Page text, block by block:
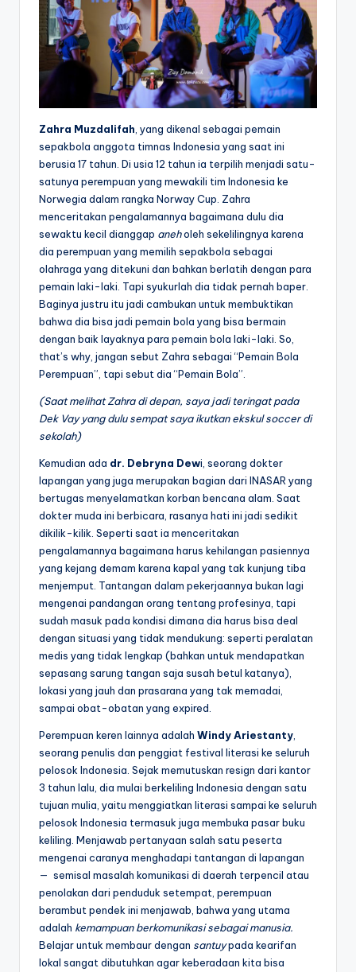
Zahra Muzdalifah , yang dikenal sebagai pemain
sepakbola anggota timnas Indonesia yang saat ini
berusia 17 tahun. Di usia 12 tahun ia terpilih menjadi satu-
satunya perempuan yang mewakili tim Indonesia ke
Norwegia dalam rangka Norway Cup. Zahra
menceritakan pengalamannya bagaimana dulu dia
sewaktu kecil dianggap aneholeh sekelilingnya karena
dia perempuan yang memilih sepakbola sebagai
olahraga yang ditekuni dan bahkan berlatih dengan para
pemain laki-laki. Tapi syukurlah dia tidak pernah baper.
Baginya justru itu jadi cambukan untuk membuktikan
bahwa dia bisa jadi pemain bola yang bisa bermain
dengan baik layaknya para pemain bola laki-laki. So,
that’s why, jangan sebut Zahra sebagai “Pemain Bola
Perempuan”, tapi sebut dia “Pemain Bola”.
(Saat melihat Zahra di depan, saya jadi teringat pada
Dek Vay yang dulu sempat saya ikutkan ekskul soccer di
sekolah)
Kemudian ada dr. Debryna Dewi, seorang dokter
lapangan yang juga merupakan bagian dari INASAR yang
bertugas menyelamatkan korban bencana alam. Saat
dokter muda ini berbicara, rasanya hati ini jadi sedikit
dikilik-kilik. Seperti saat ia menceritakan
pengalamannya bagaimana harus kehilangan pasiennya
yang kejang demam karena kapal yang tak kunjung tiba
menjemput. Tantangan dalam pekerjaannya bukan lagi
mengenai pandangan orang tentang profesinya, tapi
sudah masuk pada kondisi dimana dia harus bisa deal
dengan situasi yang tidak mendukung: seperti peralatan
medis yang tidak lengkap (bahkan untuk mendapatkan
sepasang sarung tangan saja susah betul katanya),
lokasi yang jauh dan prasarana yang tak memadai,
sampai obat-obatan yang expired.
Perempuan keren lainnya adalah Windy Ariestanty
seorang penulis dan penggiat festival literasi ke seluruh
pelosok Indonesia. Sejak memutuskan resign dari kantor
3 tahun lalu, dia mulai berkeliling Indonesia dengan satu
tujuan mulia, yaitu menggiatkan literasi sampai ke seluruh
pelosok Indonesia termasuk juga membuka pasar buku
keliling. Menjawab pertanyaan salah satu peserta
mengenai caranya menghadapi tantangan di lapangan
— semisal masalah komunikasi di daerah terpencil atau
penolakan dari penduduk setempat, perempuan
berambut pendek ini menjawab, bahwa yang utama
adalah kemampuan berkomunikasi sebagai manusia.
Belajar untuk membaur dengan santuypada kearifan
lokal sangat dibutuhkan agar keberadaan kita bisa